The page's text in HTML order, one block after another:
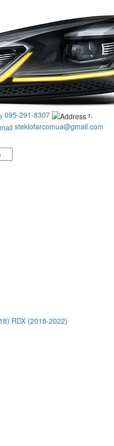
095-291-8307
г.
steklofarcomua@gmail.com
RDX (2018-2022)